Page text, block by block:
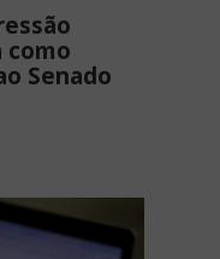
como
Senado